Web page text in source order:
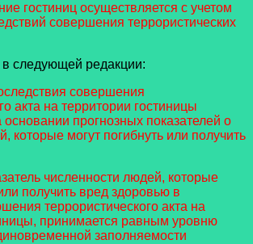
гостиниц осуществляется с учетом
совершения террористических
в следующей редакции:
совершения
акта на территории гостиницы
прогнозных показателей о
которые могут погибнуть или получить
численности людей, которые
получить вред здоровью в
террористического акта на
принимается равным уровню
заполняемости